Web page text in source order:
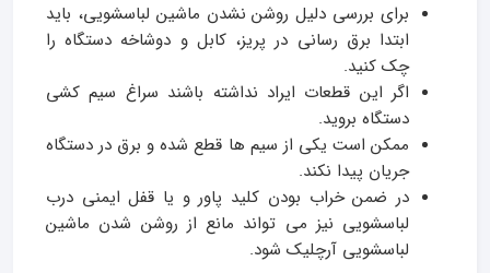
برای بررسی دلیل روشن نشدن ماشین لباسشویی، باید
ابتدا برق رسانی در پریز، کابل و دوشاخه دستگاه را
چک کنید.
اگر این قطعات ایراد نداشته باشند سراغ سیم کشی
دستگاه بروید.
ممکن است یکی از سیم ها قطع شده و برق در دستگاه
جریان پیدا نکند.
در ضمن خراب بودن کلید پاور و یا قفل ایمنی درب
لباسشویی نیز می تواند مانع از روشن شدن ماشین
لباسشویی آرچلیک شود.